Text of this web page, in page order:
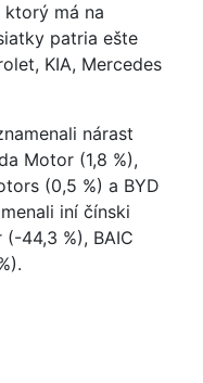
má na
patria ešte
KIA, Mercedes
nárast
Motor (1,8 %),
(0,5 %) a BYD
iní čínski
44,3 %), BAIC